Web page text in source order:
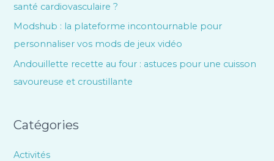
santé cardiovasculaire ?
Modshub : la plateforme incontournable pour
personnaliser vos mods de jeux vidéo
Andouillette recette au four : astuces pour une cuisson
savoureuse et croustillante
Catégories
Activités